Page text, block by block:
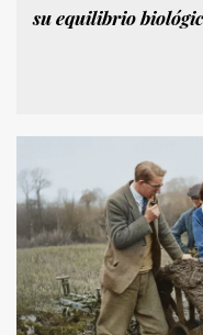
su equilibrio